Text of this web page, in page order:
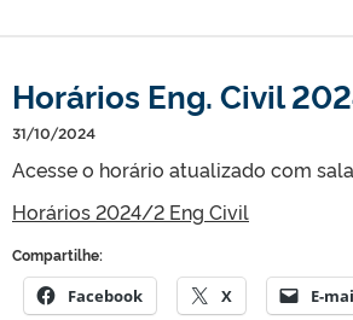
Horários Eng. Civil
31/10/2024
Acesse o horário atualizado com
Horários 2024/2 Eng Civil
Compartilhe:
Facebook X E-